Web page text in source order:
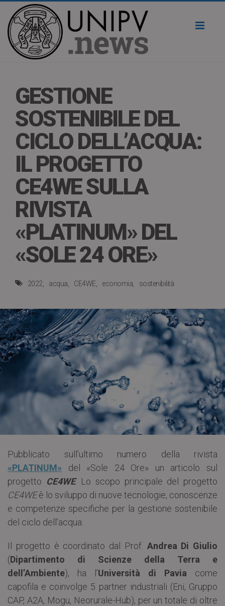
GESTIONE
SOSTENIBILE DEL
CICLO DELL’ACQUA:
IL PROGETTO
CE4WE SULLA
RIVISTA
«PLATINUM» DEL
«SOLE 24 ORE»
2022 acqua CE4WE economia sostenibilità
Pubblicato sull’ultimo numero della rivista
«PLATINUM» del «Sole 24 Ore» un articolo sul
progetto CE4WE. Lo scopo principale del progetto
CE4WEè lo sviluppo di nuove tecnologie, conoscenze
e competenze specifiche per la gestione sostenibile
del ciclo dell’acqua.
Il progetto è coordinato dal Prof. Andrea Di Giulio
(Dipartimento di Scienze della Terra e
dell’Ambiente), ha l’Università di Pavia come
capofila e coinvolge 5 partner industriali (Eni, Gruppo
CAP, A2A, Mogu, Neorurale-Hub), per un totale di oltre